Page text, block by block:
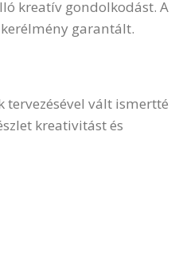
kreatív gondolkodást. A
garantált.
vált ismertté
kreativitást és